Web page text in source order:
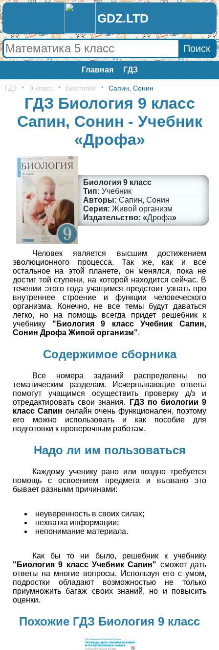
GDZ.LTD
Главная ГДЗ
ГДЗ 9 класс Биология Сапин, Сонин
ГДЗ Биология 9 класс
Сапин, Сонин - Учебник
«Дрофа»
Биология 9 класс
Учебник
Сапин, Сонин
Живой организм
Дрофа
Человек является высшим достижением
эволюционного процесса. Так же, как и все
остальное на этой планете, он менялся, пока не
достиг той ступени, на которой находится сейчас. В
течении этого года учащимся предстоит узнать про
внутреннее строение и функции человеческого
организма. Конечно, не все темы будут даваться
легко, но на помощь всегда придет решебник к
учебнику "Биология 9 класс Учебник Сапин,
Сонин Дрофа Живой организм".
Содержимое сборника
Все номера заданий распределены по
тематическим разделам. Исчерпывающие ответы
помогут учащимся осуществить проверку д/з и
отредактировать свои знания.
ГДЗ по биологии 9
класс Сапин онлайн очень функционален, поэтому
его можно использовать и как пособие для
подготовки к проверочным работам.
Надо ли им пользоваться
Каждому ученику рано или поздно требуется
помощь с освоением предмета и вызвано это
бывает разными причинами:
неуверенность в своих силах;
нехватка информации;
непонимание материала.
Как бы то ни было, решебник к учебнику
"Биология 9 класс Учебник Сапин" сможет дать
ответы на многие вопросы. Используя его с умом,
подростки обладают возможностью не только
приумножить багаж своих знаний, но и повысить
оценки.
Похожие ГДЗ Биология 9 класс